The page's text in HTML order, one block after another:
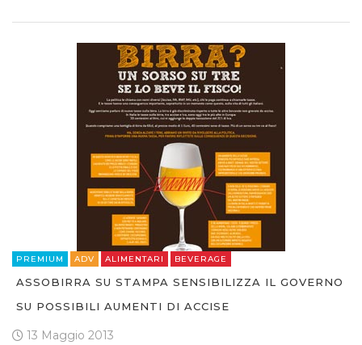
PREMIUM ADV ALIMENTARI BEVERAGE
ASSOBIRRA SU STAMPA SENSIBILIZZA IL GOVERNO
SU POSSIBILI AUMENTI DI ACCISE
13 Maggio 2013